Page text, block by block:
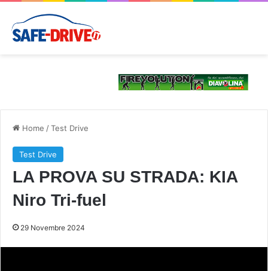
Home /Test Drive
Test Drive
LA PROVA SU STRADA: KIA
Niro Tri-fuel
29 Novembre 2024